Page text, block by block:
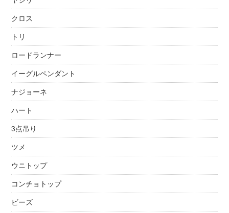
クロス
トリ
ロードランナー
イーグルペンダント
ナジョーネ
ハート
3点吊り
ツメ
ウニトップ
コンチョトップ
ビーズ